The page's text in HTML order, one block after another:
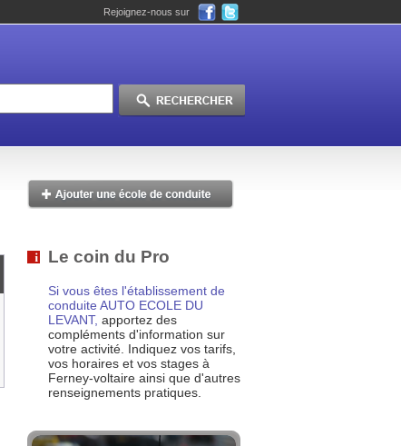
Rejoignez-nous sur
Le coin du Pro
Si vous êtes l'établissement de
conduite AUTO ECOLE DU
LEVANT, apportez des
compléments d'information sur
votre activité. Indiquez vos tarifs,
vos horaires et vos stages à
Ferney-voltaire ainsi que d'autres
renseignements pratiques.